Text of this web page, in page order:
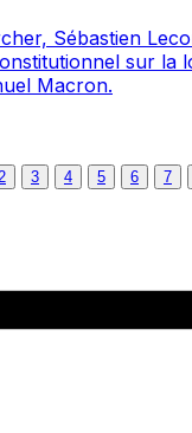
Sébastien
sur la
Macron.
2 3 4 5 6 7